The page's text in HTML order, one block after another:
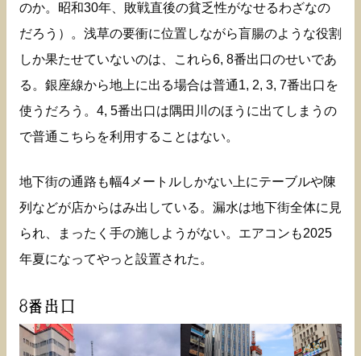
のか。昭和30年、敗戦直後の貧乏性がなせるわざなの
だろう）。浅草の要衝に位置しながら盲腸のような役割
しか果たせていないのは、これら6, 8番出口のせいであ
る。銀座線から地上に出る場合は普通1, 2, 3, 7番出口を
使うだろう。4, 5番出口は隅田川のほうに出てしまうの
で普通こちらを利用することはない。
地下街の通路も幅4メートルしかない上にテーブルや陳
列などが店からはみ出している。漏水は地下街全体に見
られ、まったく手の施しようがない。エアコンも2025
年夏になってやっと設置された。
8番出口